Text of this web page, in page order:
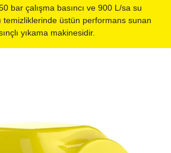
bar çalışma basıncı ve 900 L/sa su
temizliklerinde üstün performans sunan
yıkama makinesidir.